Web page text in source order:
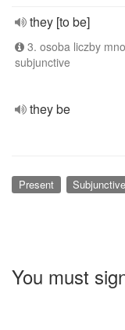
they [to be]
3. osoba liczby
subjunctive
they be
Present Subjunctive
You must